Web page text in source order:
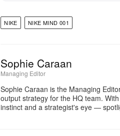
NIKE NIKE MIND 001
Sophie Caraan
Managing Editor
Sophie Caraan is the Managing
output strategy for the HQ team.
instinct and a strategist's eye —